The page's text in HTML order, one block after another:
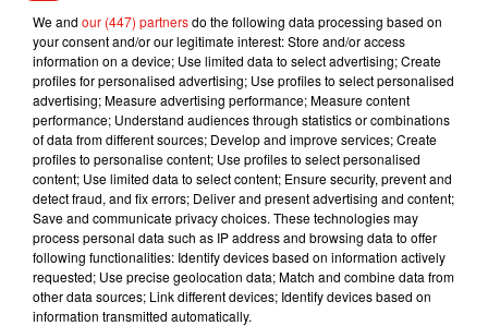
envoyer un mail à l’adresse mail
ougerlautisme41@gmail.com.
L’association prévoit par ailleurs d’organiser des
événements pour sensibiliser le grand public, notamment le
2 avril, lors de la journée mondiale de la sensibilisation à
l’autisme. Des « cafés parents » devraient également voir le
jour, une fois par mois.
Musique
We and our (447) partnersdo the following data processing based on
your consent and/or our legitimate interest: Store and/or access
information on a device; Use limited data to select advertising; Create
profiles for personalised advertising; Use profiles to select personalised
advertising; Measure advertising performance; Measure content
performance; Understand audiences through statistics or combinations
of data from different sources; Develop and improve services; Create
profiles to personalise content; Use profiles to select personalised
content; Use limited data to select content; Ensure security, prevent and
detect fraud, and fix errors; Deliver and present advertising and content;
Save and communicate privacy choices. These technologies may
process personal data such as IP address and browsing data to offer
following functionalities: Identify devices based on information actively
requested; Use precise geolocation data; Match and combine data from
other data sources; Link different devices; Identify devices based on
information transmitted automatically.